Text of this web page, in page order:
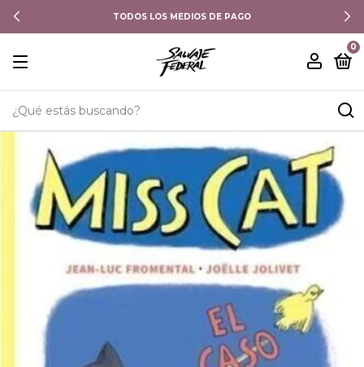
TODOS LOS MEDIOS DE PAGO
0